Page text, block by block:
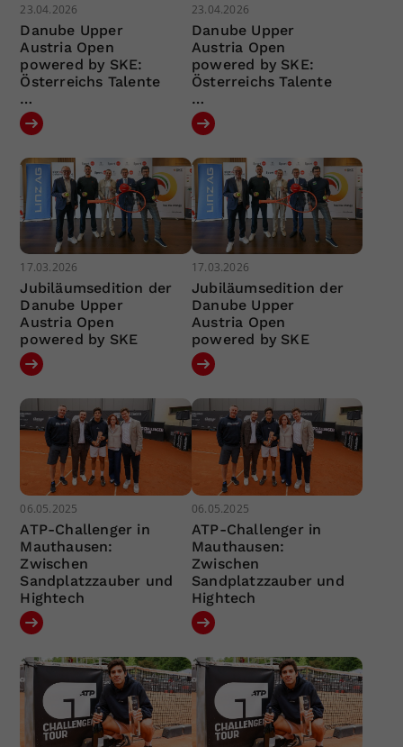
23.04.2026
Danube Upper
Austria Open
powered by SKE:
Österreichs Talente
…
23.04.2026
Danube Upper
Austria Open
powered by SKE:
Österreichs Talente
…
17.03.2026
Jubiläumsedition der
Danube Upper
Austria Open
powered by SKE
17.03.2026
Jubiläumsedition der
Danube Upper
Austria Open
powered by SKE
06.05.2025
ATP-Challenger in
Mauthausen:
Zwischen
Sandplatzzauber und
Hightech
06.05.2025
ATP-Challenger in
Mauthausen:
Zwischen
Sandplatzzauber und
Hightech